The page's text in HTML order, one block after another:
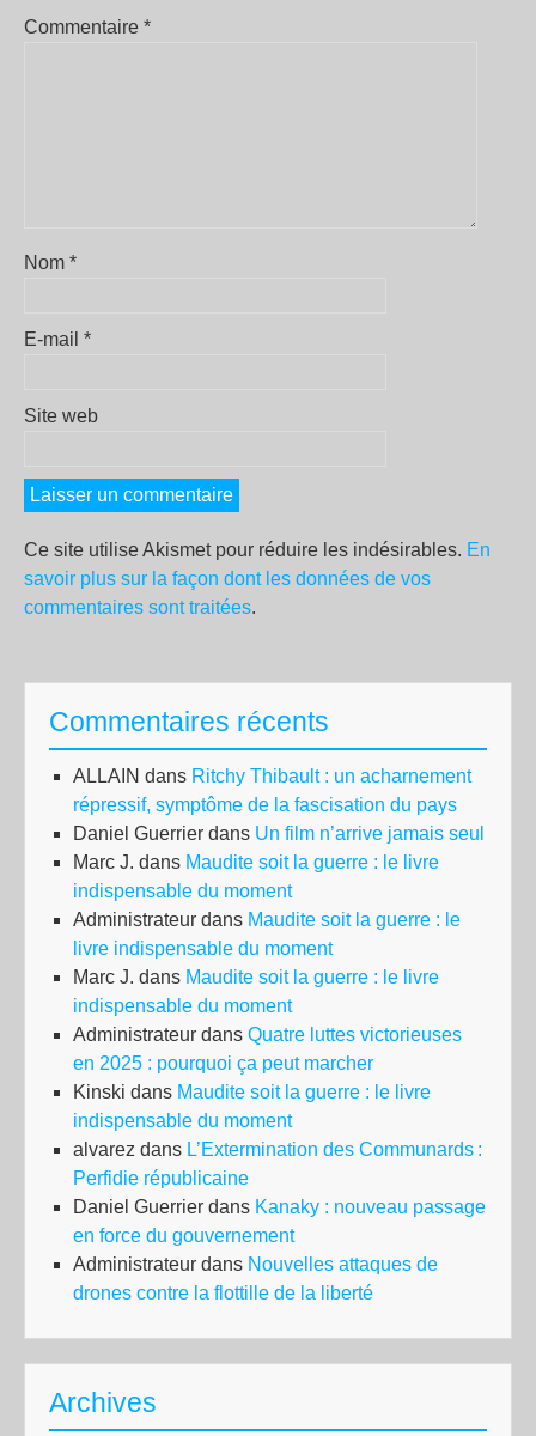
Commentaire *
Nom *
E-mail *
Site web
Ce site utilise Akismet pour réduire les indésirables. En
savoir plus sur la façon dont les données de vos
commentaires sont traitées.
Commentaires récents
ALLAIN dans Ritchy Thibault : un acharnement
répressif, symptôme de la fascisation du pays
Daniel Guerrier dans Un film n’arrive jamais seul
Marc J. dans Maudite soit la guerre : le livre
indispensable du moment
Administrateur dans Maudite soit la guerre : le
livre indispensable du moment
Marc J. dans Maudite soit la guerre : le livre
indispensable du moment
Administrateur dans Quatre luttes victorieuses
en 2025 : pourquoi ça peut marcher
Kinski dans Maudite soit la guerre : le livre
indispensable du moment
alvarez dans L’Extermination des Communards :
Perfidie républicaine
Daniel Guerrier dans Kanaky : nouveau passage
en force du gouvernement
Administrateur dans Nouvelles attaques de
drones contre la flottille de la liberté
Archives